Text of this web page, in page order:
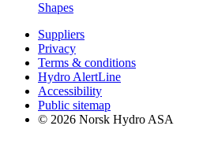
Shapes
Suppliers
Privacy
Terms & conditions
Hydro AlertLine
Accessibility
Public sitemap
© 2026 Norsk Hydro ASA